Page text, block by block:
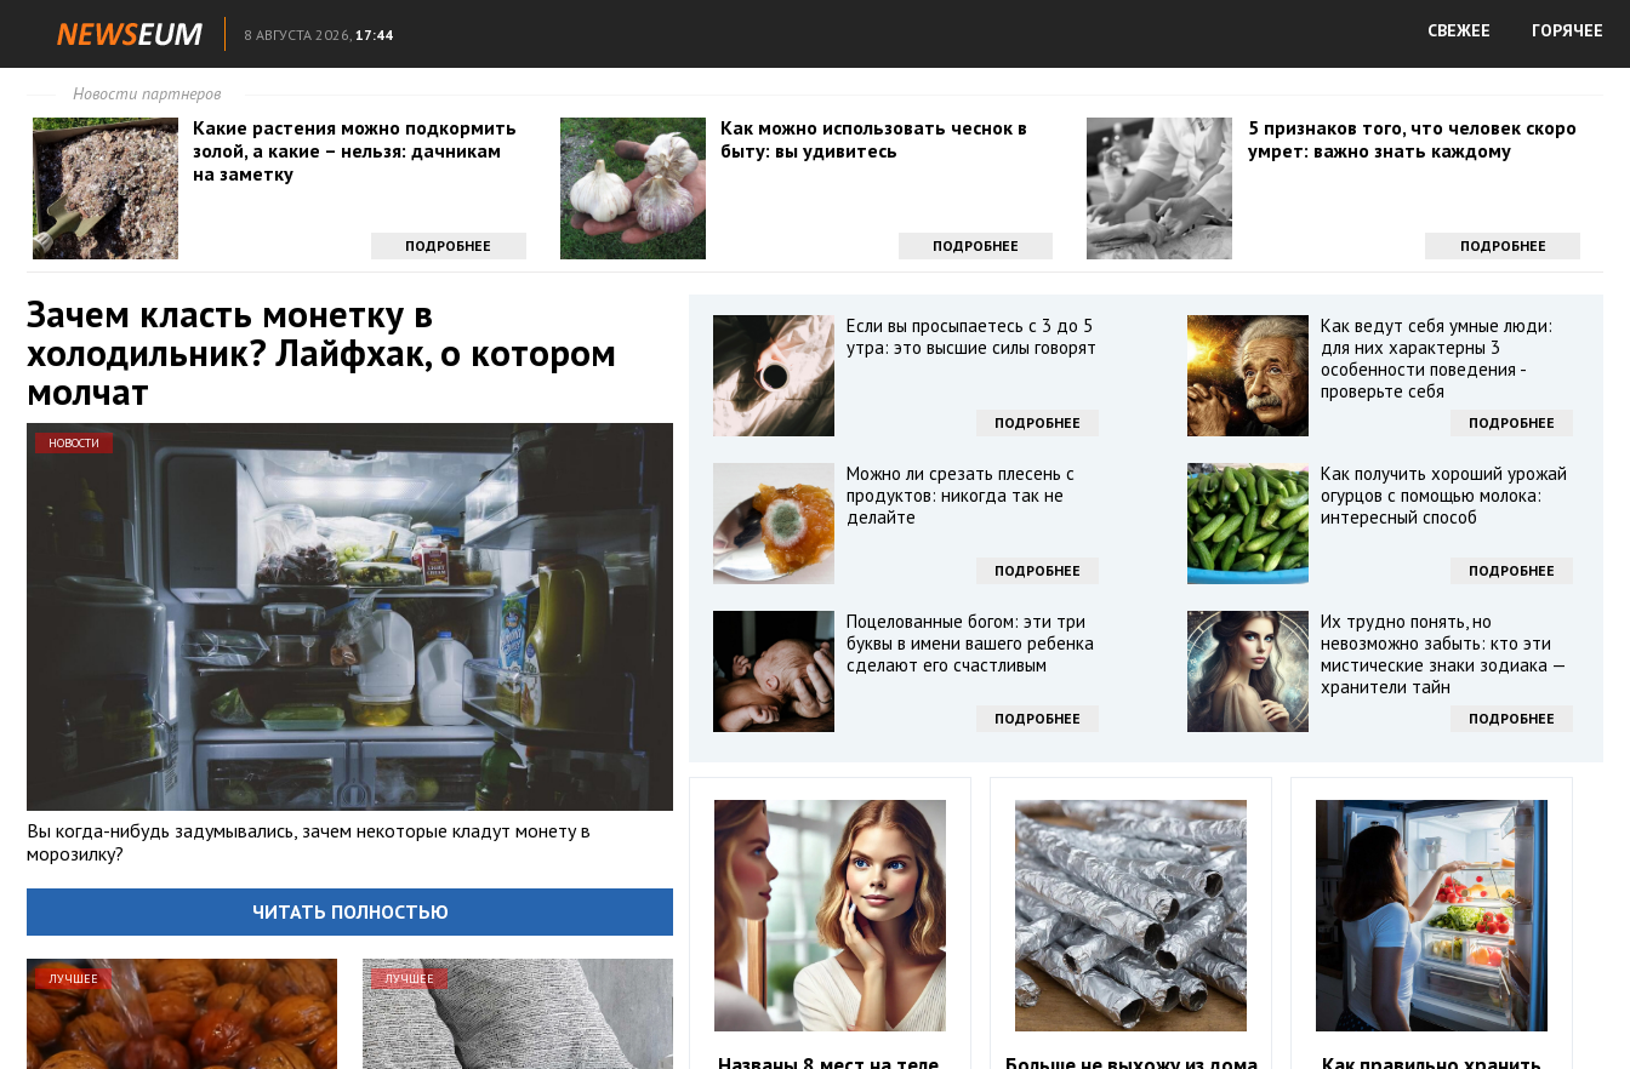
8 АВГУСТА 2026, 17:44 СВЕЖЕЕ ГОРЯЧЕЕ
Новости партнеров
Какие растения можно подкормить
золой, а какие – нельзя: дачникам
на заметку
ПОДРОБНЕЕ
Как можно использовать чеснок в
быту: вы удивитесь
ПОДРОБНЕЕ
5 признаков того, что человек скоро
умрет: важно знать каждому
ПОДРОБНЕЕ
Зачем класть монетку в
холодильник? Лайфхак, о котором
молчат
НОВОСТИ
Вы когда-нибудь задумывались, зачем некоторые кладут монету в
морозилку?
ЧИТАТЬ ПОЛНОСТЬЮ
ЛУЧШЕЕ ЛУЧШЕЕ
Если вы просыпаетесь с 3 до 5
утра: это высшие силы говорят
ПОДРОБНЕЕ
Как ведут себя умные люди:
для них характерны 3
особенности поведения -
проверьте себя
ПОДРОБНЕЕ
Можно ли срезать плесень с
продуктов: никогда так не
делайте
ПОДРОБНЕЕ
Как получить хороший урожай
огурцов с помощью молока:
интересный способ
ПОДРОБНЕЕ
Поцелованные богом: эти три
буквы в имени вашего ребенка
сделают его счастливым
ПОДРОБНЕЕ
Их трудно понять, но
невозможно забыть: кто эти
мистические знаки зодиака —
хранители тайн
ПОДРОБНЕЕ